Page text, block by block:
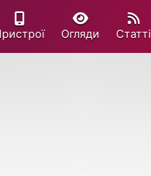
Огляди Статті